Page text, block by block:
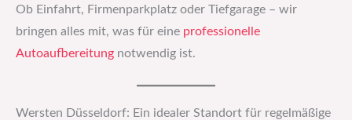
Ob Einfahrt, Firmenparkplatz oder Tiefgarage – wir
bringen alles mit, was für eine professionelle
Autoaufbereitung notwendig ist.
Wersten Düsseldorf: Ein idealer Standort für regelmäßige